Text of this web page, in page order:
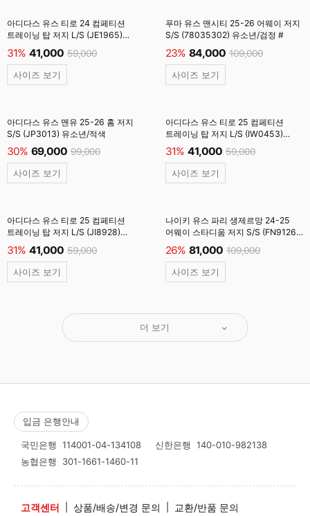
아디다스 유스 티로 24 컴페티션
트레이닝 탑 저지 L/S (JE1965)
유소년/백색
31% 41,000 59,000
사이즈 보기
푸마 유스 맨시티 25-26 어웨이 저지
S/S (78035302) 유소년/검정 #
23% 84,000 109,000
사이즈 보기
아디다스 유스 맨유 25-26 홈 저지
S/S (JP3013) 유소년/적색
30% 69,000 99,000
사이즈 보기
아디다스 유스 티로 25 컴페티션
트레이닝 탑 저지 L/S (IW0453)
유소년/검정
31% 41,000 59,000
사이즈 보기
아디다스 유스 티로 25 컴페티션
트레이닝 탑 저지 L/S (JI8928)
유소년/블루
31% 41,000 59,000
사이즈 보기
나이키 유스 파리 생제르망 24-25
어웨이 스타디움 저지 S/S (FN9126-
101) 유소년 #
26% 81,000 109,000
사이즈 보기
더 보기
입금 은행안내
국민은행 114001-04-134108 신한은행 140-010-982138
농협은행 301-1661-1460-11
고객센터 상품/배송/변경 문의 교환/반품 문의